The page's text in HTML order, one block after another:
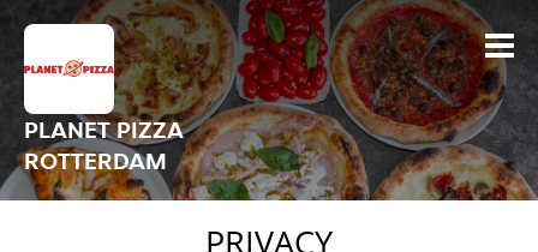
PLANET PIZZA
ROTTERDAM
PRIVACY